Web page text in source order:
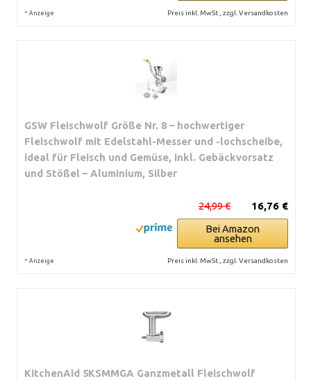
* Anzeige Preis inkl. MwSt., zzgl. Versandkosten
GSW Fleischwolf Größe Nr. 8 – hochwertiger
Fleischwolf mit Edelstahl-Messer und -lochscheibe,
ideal für Fleisch und Gemüse, inkl. Gebäckvorsatz
und Stößel – Aluminium, Silber
16,76 €
24,99 €
Bei Amazon
ansehen
* Anzeige Preis inkl. MwSt., zzgl. Versandkosten
KitchenAid 5KSMMGA Ganzmetall Fleischwolf